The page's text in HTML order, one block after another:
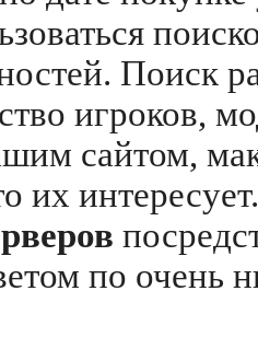
Поиск
игроков,
сайтом,
их
по очень